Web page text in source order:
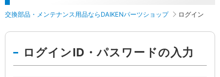
交換部品・メンテナンス用品ならDAIKENパーツショップ ログイン
ログインID・パスワードの入力